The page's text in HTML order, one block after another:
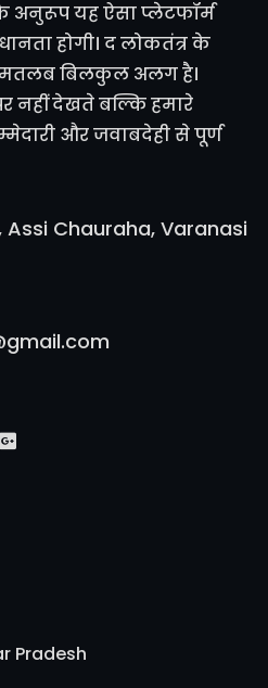
अनुरूप यह ऐसा प्लेटफॉर्म
होगी। द लोकतंत्र के
मतलब बिलकुल अलग है।
नहीं देखते बल्कि हमारे
और जवाबदेही से पूर्ण
Assi Chauraha, Varanasi
Pradesh